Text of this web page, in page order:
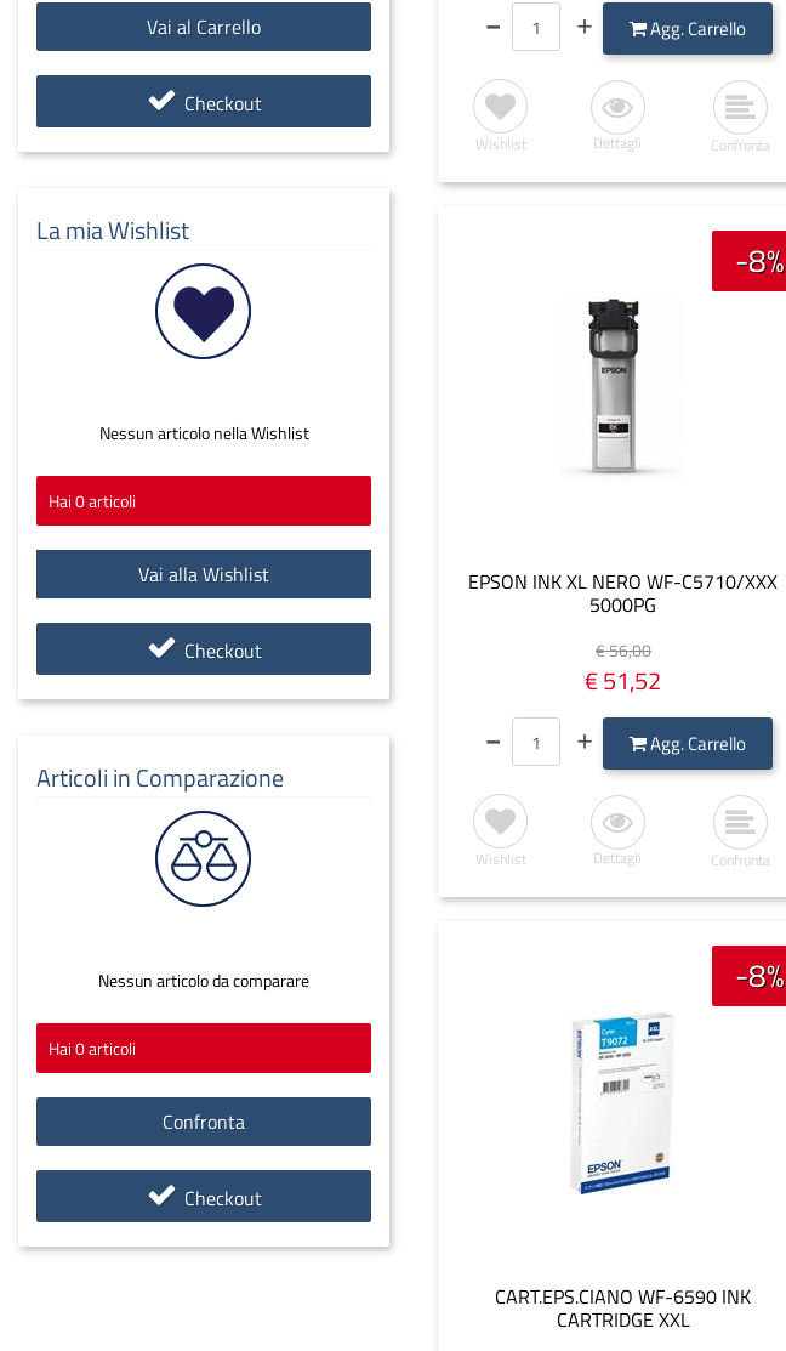
Vai al Carrello
Checkout
La mia Wishlist
Nessun articolo nella Wishlist
Hai0articoli
Vai alla Wishlist
Checkout
Articoli in Comparazione
Nessun articolo da comparare
Hai0articoli
Confronta
Checkout
QuantitàAgg. Carrello
Wishlist Dettagli Confronta
-8%
EPSON INK XL NERO WF-C5710/XXX
5000PG
€ 56,00
€ 51,52
QuantitàAgg. Carrello
Wishlist Dettagli Confronta
-8%
CART.EPS.CIANO WF-6590 INK
CARTRIDGE XXL